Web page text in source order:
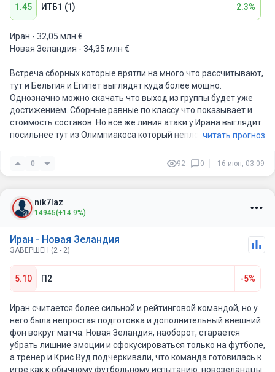
1.45 ИТБ1 (1) 2.3%
Иран - 32,05 млн €
Новая Зеландия - 34,35 млн €
Встреча сборных которые врятли на много что рассчитывают,
тут и Бельгия и Египет выглядят куда более мощно.
Однозначно можно скачать что выход из группы будет уже
достижением. Сборные равные по классу что показывает и
стоимость составов. Но все же линия атаки у Ирана выглядит
посильнее тут из Олимпиакоса который неплохо поиграл в
оппонента должен потянуть, Мохеби из Ростова может себя
читать прогноз
0 92 0 16 июн, 03:09
nik7laz
14945(+14.9%)
Иран - Новая Зеландия
ЗАВЕРШЕН (2 - 2)
5.10 П2 -5%
Иран считается более сильной и рейтинговой командой, но у
него была непростая подготовка и дополнительный внешний
фон вокруг матча. Новая Зеландия, наоборот, старается
убрать лишние эмоции и сфокусироваться только на футболе,
а тренер и Крис Вуд подчеркивали, что команда готовилась к
игре как к обычному футбольному испытанию. новозеландцы